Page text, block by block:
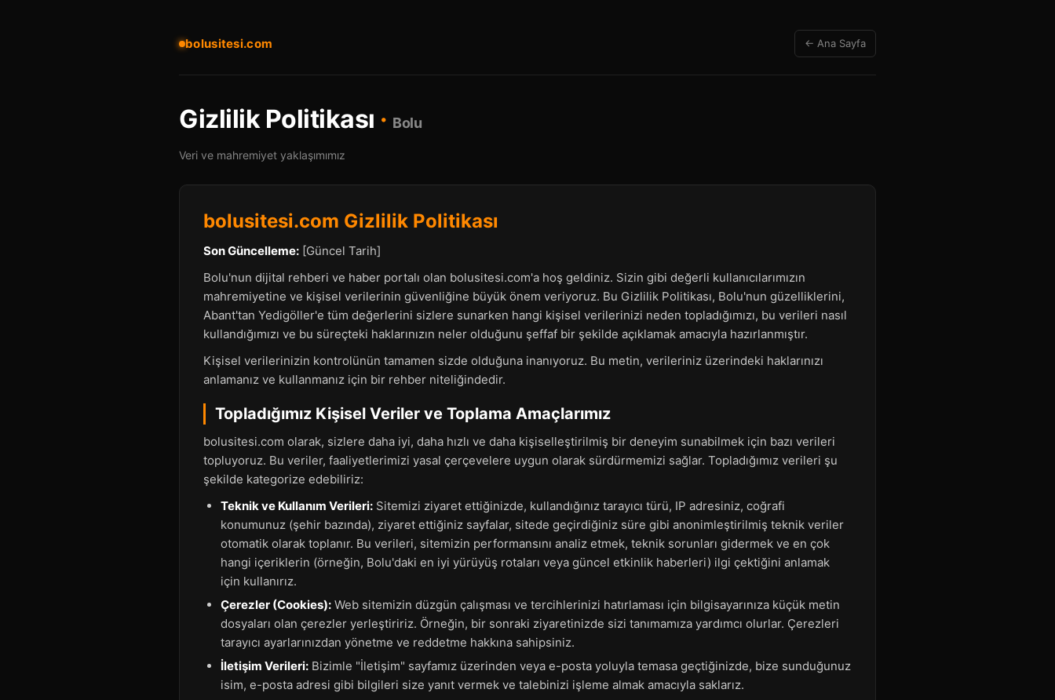
bolusitesi.com ← Ana Sayfa
Gizlilik Politikası · Bolu
Veri ve mahremiyet yaklaşımımız
bolusitesi.com Gizlilik Politikası
Son Güncelleme: [Güncel Tarih]
Bolu'nun dijital rehberi ve haber portalı olan bolusitesi.com'a hoş geldiniz. Sizin gibi değerli kullanıcılarımızın
mahremiyetine ve kişisel verilerinin güvenliğine büyük önem veriyoruz. Bu Gizlilik Politikası, Bolu'nun güzelliklerini,
Abant'tan Yedigöller'e tüm değerlerini sizlere sunarken hangi kişisel verilerinizi neden topladığımızı, bu verileri nasıl
kullandığımızı ve bu süreçteki haklarınızın neler olduğunu şeffaf bir şekilde açıklamak amacıyla hazırlanmıştır.
Kişisel verilerinizin kontrolünün tamamen sizde olduğuna inanıyoruz. Bu metin, verileriniz üzerindeki haklarınızı
anlamanız ve kullanmanız için bir rehber niteliğindedir.
Topladığımız Kişisel Veriler ve Toplama Amaçlarımız
bolusitesi.com olarak, sizlere daha iyi, daha hızlı ve daha kişiselleştirilmiş bir deneyim sunabilmek için bazı verileri
topluyoruz. Bu veriler, faaliyetlerimizi yasal çerçevelere uygun olarak sürdürmemizi sağlar. Topladığımız verileri şu
şekilde kategorize edebiliriz:
Teknik ve Kullanım Verileri: Sitemizi ziyaret ettiğinizde, kullandığınız tarayıcı türü, IP adresiniz, coğrafi
konumunuz (şehir bazında), ziyaret ettiğiniz sayfalar, sitede geçirdiğiniz süre gibi anonimleştirilmiş teknik veriler
otomatik olarak toplanır. Bu verileri, sitemizin performansını analiz etmek, teknik sorunları gidermek ve en çok
hangi içeriklerin (örneğin, Bolu'daki en iyi yürüyüş rotaları veya güncel etkinlik haberleri) ilgi çektiğini anlamak
için kullanırız.
Çerezler (Cookies): Web sitemizin düzgün çalışması ve tercihlerinizi hatırlaması için bilgisayarınıza küçük metin
dosyaları olan çerezler yerleştiririz. Örneğin, bir sonraki ziyaretinizde sizi tanımamıza yardımcı olurlar. Çerezleri
tarayıcı ayarlarınızdan yönetme ve reddetme hakkına sahipsiniz.
İletişim Verileri: Bizimle "İletişim" sayfamız üzerinden veya e-posta yoluyla temasa geçtiğinizde, bize sunduğunuz
isim, e-posta adresi gibi bilgileri size yanıt vermek ve talebinizi işleme almak amacıyla saklarız.